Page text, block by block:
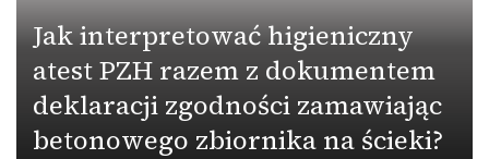
Jak interpretować higieniczny
atest PZH razem z dokumentem
deklaracji zgodności zamawiając
betonowego zbiornika na ścieki?